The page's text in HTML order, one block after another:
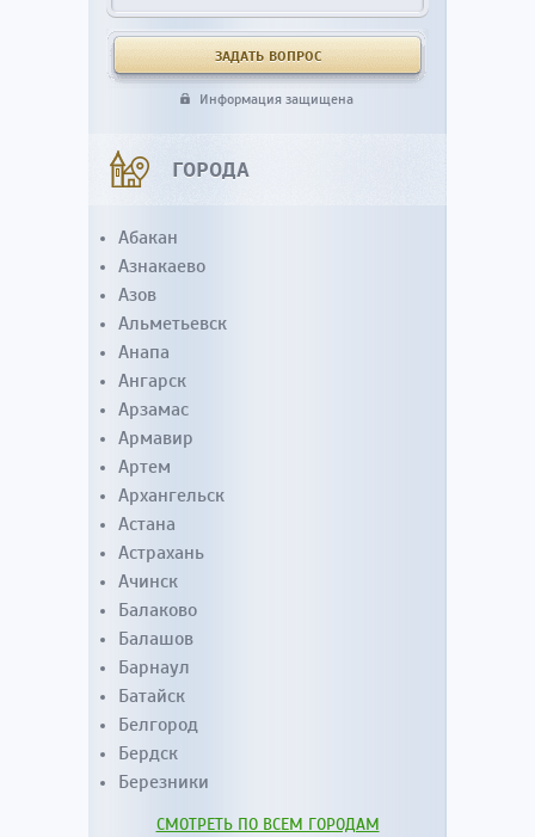
Информация защищена
ГОРОДА
Абакан
Азнакаево
Азов
Альметьевск
Анапа
Ангарск
Арзамас
Армавир
Артем
Архангельск
Астана
Астрахань
Ачинск
Балаково
Балашов
Барнаул
Батайск
Белгород
Бердск
Березники
СМОТРЕТЬ ПО ВСЕМ ГОРОДАМ